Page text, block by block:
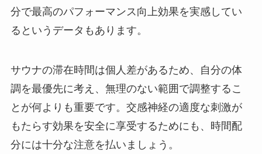
分で最高のパフォーマンス向上効果を実感してい
るというデータもあります。
サウナの滞在時間は個人差があるため、自分の体
調を最優先に考え、無理のない範囲で調整するこ
とが何よりも重要です。交感神経の適度な刺激が
もたらす効果を安全に享受するためにも、時間配
分には十分な注意を払いましょう。